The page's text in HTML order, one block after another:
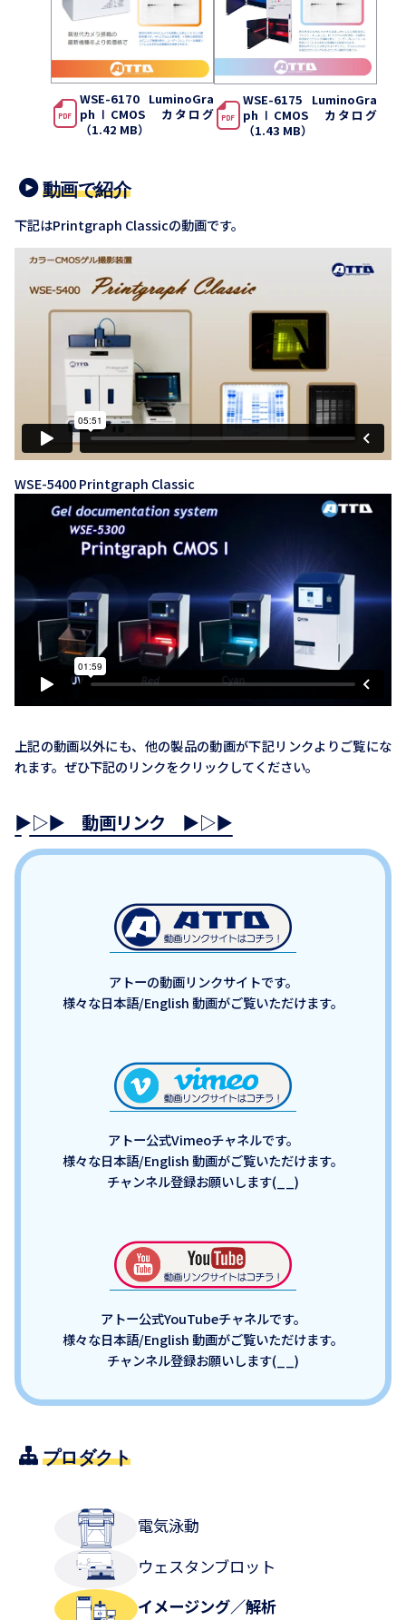
WSE-6170 LuminoGra
phⅠCMOS カタログ
（1.42 MB）
WSE-6175 LuminoGra
phⅠCMOS カタログ
（1.43 MB）
動画で紹介
下記はPrintgraph Classicの動画です。
WSE-5400 Printgraph Classic
上記の動画以外にも、他の製品の動画が下記リンクよりご覧にな
れます。ぜひ下記のリンクをクリックしてください。
▶▷▶ 動画リンク ▶▷▶
アトーの動画リンクサイトです。
様々な日本語/English 動画がご覧いただけます。
アトー公式Vimeoチャネルです。
様々な日本語/English 動画がご覧いただけます。
チャンネル登録お願いします(__)
アトー公式YouTubeチャネルです。
様々な日本語/English 動画がご覧いただけます。
チャンネル登録お願いします(__)
プロダクト
電気泳動
ウェスタンブロット
イメージング／解析